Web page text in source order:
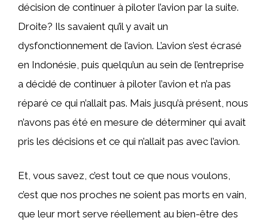
décision de continuer à piloter l’avion par la suite.
Droite? Ils savaient qu’il y avait un
dysfonctionnement de l’avion. L’avion s’est écrasé
en Indonésie, puis quelqu’un au sein de l’entreprise
a décidé de continuer à piloter l’avion et n’a pas
réparé ce qui n’allait pas. Mais jusqu’à présent, nous
n’avons pas été en mesure de déterminer qui avait
pris les décisions et ce qui n’allait pas avec l’avion.
Et, vous savez, c’est tout ce que nous voulons,
c’est que nos proches ne soient pas morts en vain,
que leur mort serve réellement au bien-être des